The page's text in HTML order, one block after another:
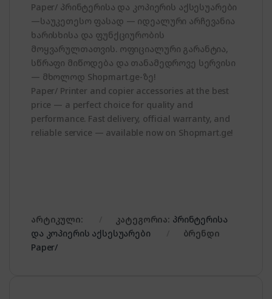
Paper/ პრინტერისა და კოპიერის აქსესუარები
—საუკეთესო ფასად — იდეალური არჩევანია
ხარისხისა და ფუნქციურობის
მოყვარულთათვის. ოფიციალური გარანტია,
სწრაფი მიწოდება და თანამედროვე სერვისი
— მხოლოდ Shopmart.ge-ზე!
Paper/ Printer and copier accessories at the best
price — a perfect choice for quality and
performance. Fast delivery, official warranty, and
reliable service — available now on Shopmart.ge!
არტიკული: კატეგორია: პრინტერისა
და კოპიერის აქსესუარები
ბრენდი
Paper/